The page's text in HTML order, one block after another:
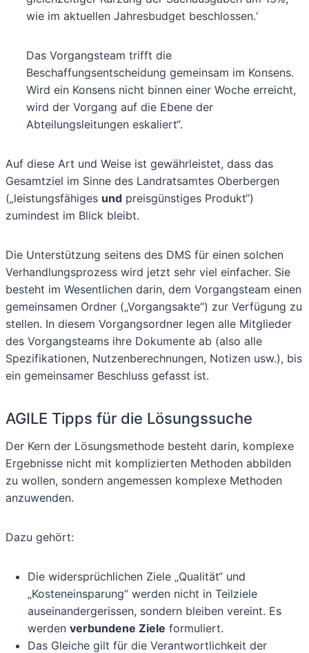
wie im aktuellen Jahresbudget beschlossen.‘
Das Vorgangsteam trifft die
Beschaffungsentscheidung gemeinsam im Konsens.
Wird ein Konsens nicht binnen einer Woche erreicht,
wird der Vorgang auf die Ebene der
Abteilungsleitungen eskaliert“.
Auf diese Art und Weise ist gewährleistet, dass das
Gesamtziel im Sinne des Landratsamtes Oberbergen
(„leistungsfähiges und preisgünstiges Produkt“)
zumindest im Blick bleibt.
Die Unterstützung seitens des DMS für einen solchen
Verhandlungsprozess wird jetzt sehr viel einfacher. Sie
besteht im Wesentlichen darin, dem Vorgangsteam einen
gemeinsamen Ordner („Vorgangsakte“) zur Verfügung zu
stellen. In diesem Vorgangsordner legen alle Mitglieder
des Vorgangsteams ihre Dokumente ab (also alle
Spezifikationen, Nutzenberechnungen, Notizen usw.), bis
ein gemeinsamer Beschluss gefasst ist.
AGILE Tipps für die Lösungssuche
Der Kern der Lösungsmethode besteht darin, komplexe
Ergebnisse nicht mit komplizierten Methoden abbilden
zu wollen, sondern angemessen komplexe Methoden
anzuwenden.
Dazu gehört:
Die widersprüchlichen Ziele „Qualität“ und
„Kosteneinsparung“ werden nicht in Teilziele
auseinandergerissen, sondern bleiben vereint. Es
werden verbundene Ziele formuliert.
Das Gleiche gilt für die Verantwortlichkeit der